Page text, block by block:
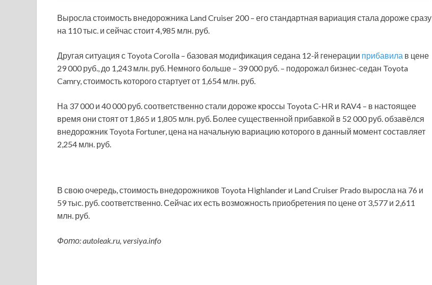
Выросла стоимость внедорожника Land Cruiser 200 – его стандартная вариация стала дороже сразу
на 110 тыс. и сейчас стоит 4,985 млн. руб.
Другая ситуация с Toyota Corolla – базовая модификация седана 12-й генерации прибавила в цене
29 000 руб., до 1,243 млн. руб. Немного больше – 39 000 руб. – подорожал бизнес-седан Toyota
Camry, стоимость которого стартует от 1,654 млн. руб.
На 37 000 и 40 000 руб. соответственно стали дороже кроссы Toyota C-HR и RAV4 – в настоящее
время они стоят от 1,865 и 1,805 млн. руб. Более существенной прибавкой в 52 000 руб. обзавёлся
внедорожник Toyota Fortuner, цена на начальную вариацию которого в данный момент составляет
2,254 млн. руб.
В свою очередь, стоимость внедорожников Toyota Highlander и Land Cruiser Prado выросла на 76 и
59 тыс. руб. соответственно. Сейчас их есть возможность приобретения по цене от 3,577 и 2,611
млн. руб.
Фото: autoleak.ru, versiya.info